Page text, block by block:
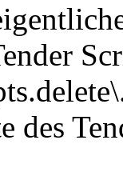
des